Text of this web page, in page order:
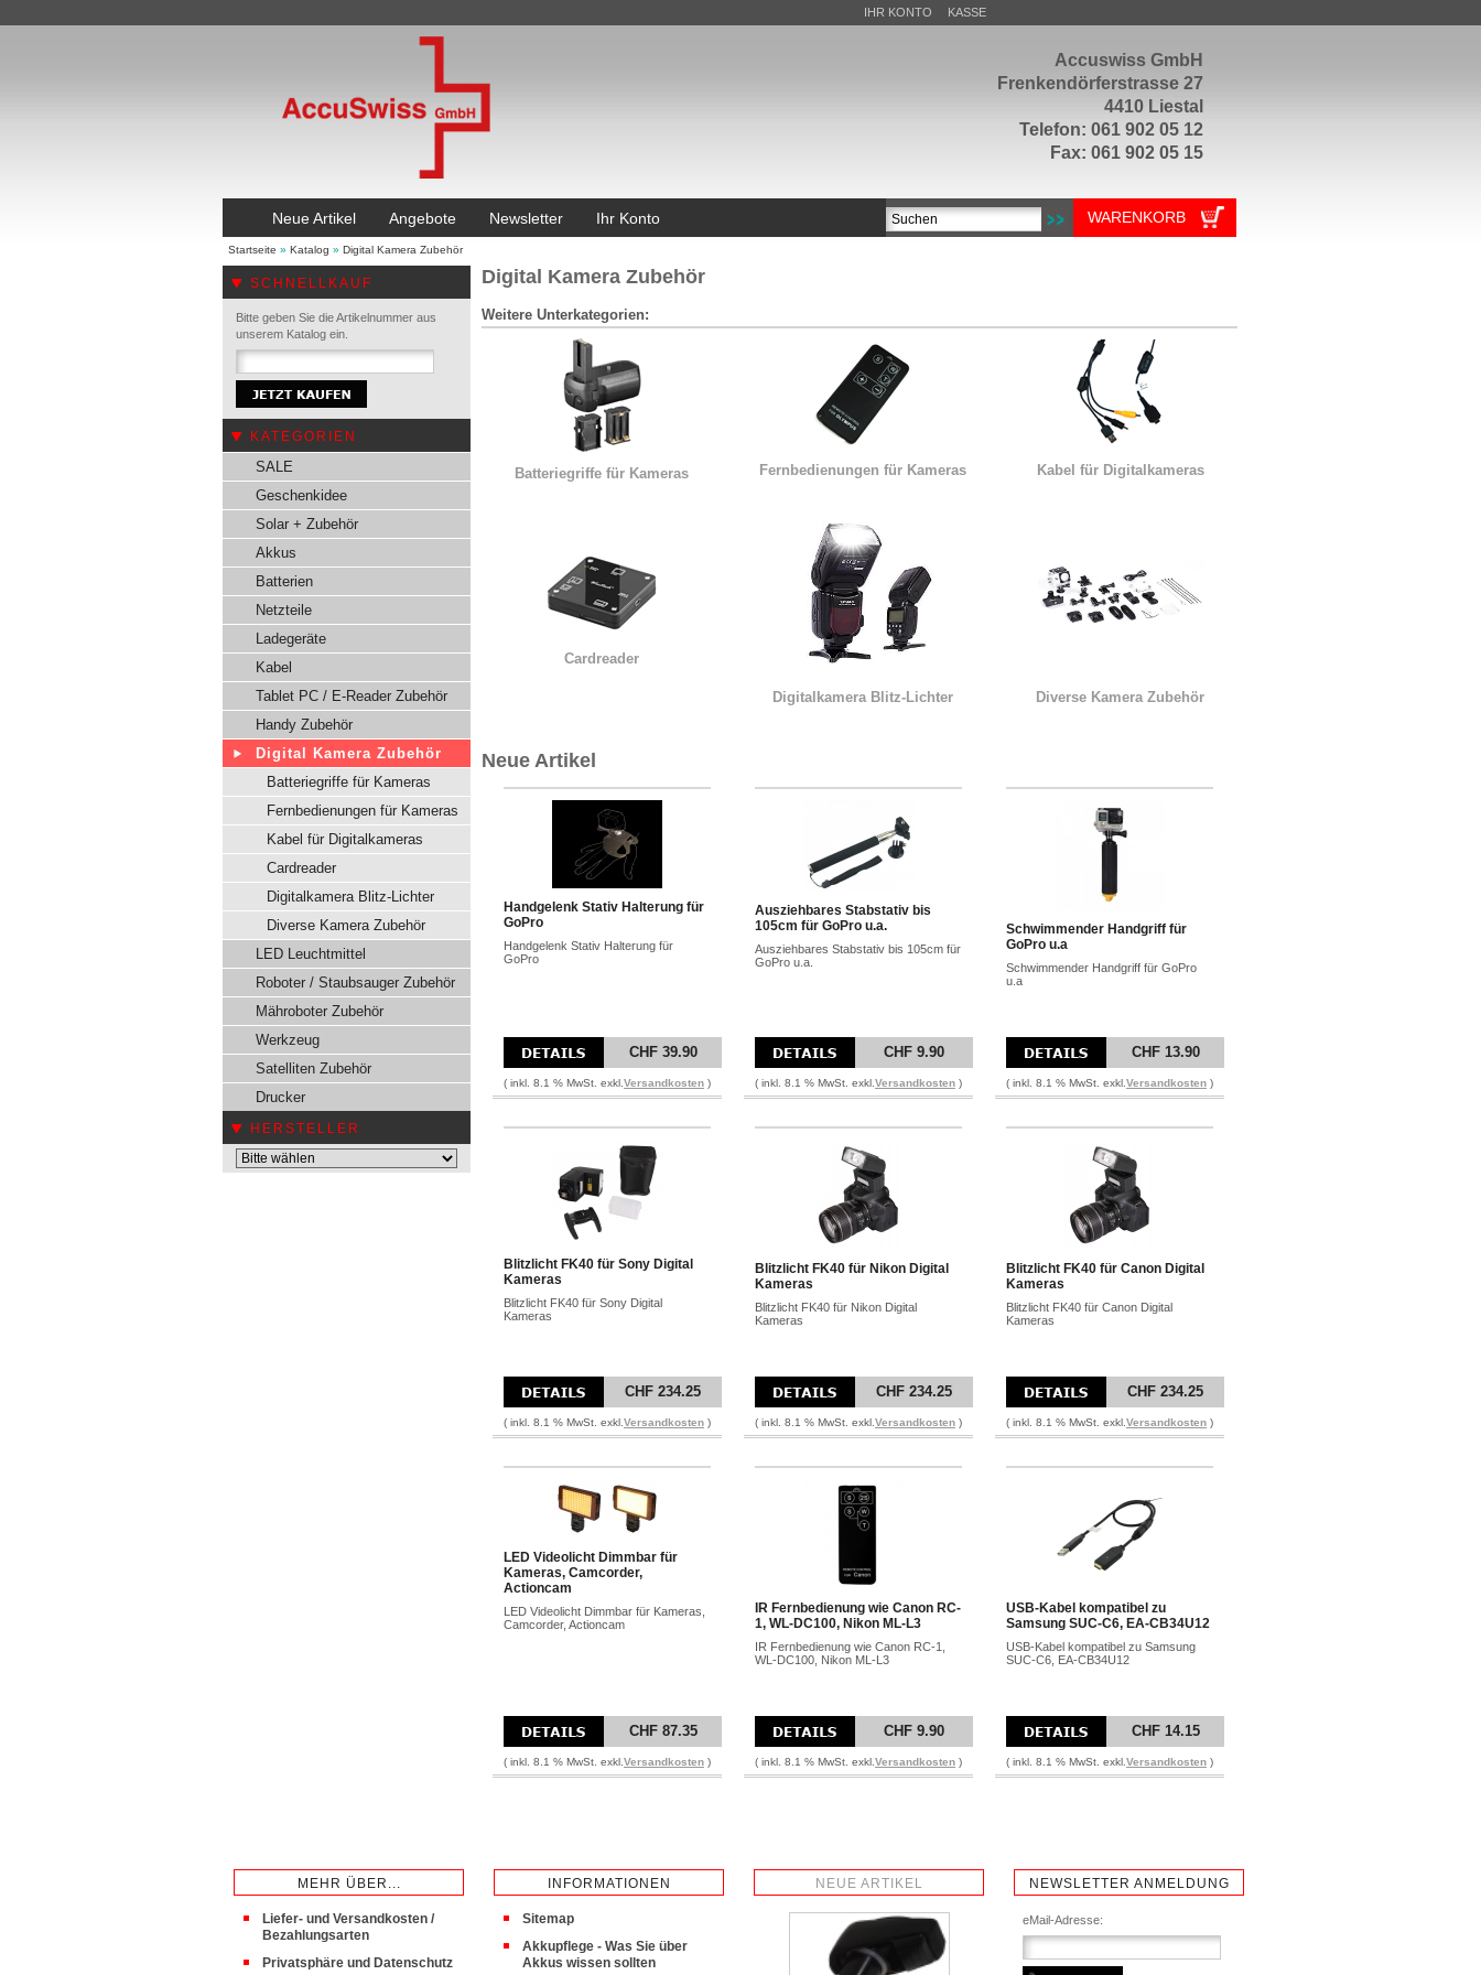
Accuswiss GmbH
Frenkendörferstrasse 27
4410 Liestal
Telefon: 061 902 05 12
Fax: 061 902 05 15
IHR KONTO KASSE
Neue Artikel Angebote Newsletter Ihr Konto WARENKORB
Startseite » Katalog » Digital Kamera Zubehör
SCHNELLKAUF
Bitte geben Sie die Artikelnummer aus
unserem Katalog ein.
KATEGORIEN
SALE
Geschenkidee
Solar + Zubehör
Akkus
Batterien
Netzteile
Ladegeräte
Kabel
Tablet PC / E-Reader Zubehör
Handy Zubehör
Digital Kamera Zubehör
Batteriegriffe für Kameras
Fernbedienungen für Kameras
Kabel für Digitalkameras
Cardreader
Digitalkamera Blitz-Lichter
Diverse Kamera Zubehör
LED Leuchtmittel
Roboter / Staubsauger Zubehör
Mähroboter Zubehör
Werkzeug
Satelliten Zubehör
Drucker
HERSTELLER
Digital Kamera Zubehör
Weitere Unterkategorien:
Batteriegriffe für Kameras Fernbedienungen für Kameras Kabel für Digitalkameras
Cardreader
Digitalkamera Blitz-Lichter Diverse Kamera Zubehör
Neue Artikel
Handgelenk Stativ Halterung für
GoPro
Handgelenk Stativ Halterung für
GoPro
CHF 39.90
( inkl. 8.1 % MwSt. exkl. Versandkosten )
Ausziehbares Stabstativ bis
105cm für GoPro u.a.
Ausziehbares Stabstativ bis 105cm für
GoPro u.a.
CHF 9.90
( inkl. 8.1 % MwSt. exkl. Versandkosten )
Schwimmender Handgriff für
GoPro u.a
Schwimmender Handgriff für GoPro
u.a
CHF 13.90
( inkl. 8.1 % MwSt. exkl. Versandkosten )
Blitzlicht FK40 für Sony Digital
Kameras
Blitzlicht FK40 für Sony Digital
Kameras
CHF 234.25
( inkl. 8.1 % MwSt. exkl. Versandkosten )
Blitzlicht FK40 für Nikon Digital
Kameras
Blitzlicht FK40 für Nikon Digital
Kameras
CHF 234.25
( inkl. 8.1 % MwSt. exkl. Versandkosten )
Blitzlicht FK40 für Canon Digital
Kameras
Blitzlicht FK40 für Canon Digital
Kameras
CHF 234.25
( inkl. 8.1 % MwSt. exkl. Versandkosten )
LED Videolicht Dimmbar für
Kameras, Camcorder,
Actioncam
LED Videolicht Dimmbar für Kameras,
Camcorder, Actioncam
CHF 87.35
( inkl. 8.1 % MwSt. exkl. Versandkosten )
IR Fernbedienung wie Canon RC-
1, WL-DC100, Nikon ML-L3
IR Fernbedienung wie Canon RC-1,
WL-DC100, Nikon ML-L3
CHF 9.90
( inkl. 8.1 % MwSt. exkl. Versandkosten )
USB-Kabel kompatibel zu
Samsung SUC-C6, EA-CB34U12
USB-Kabel kompatibel zu Samsung
SUC-C6, EA-CB34U12
CHF 14.15
( inkl. 8.1 % MwSt. exkl. Versandkosten )
MEHR ÜBER...
Liefer- und Versandkosten /
Bezahlungsarten
Privatsphäre und Datenschutz
INFORMATIONEN
Sitemap
Akkupflege - Was Sie über
Akkus wissen sollten
NEUE ARTIKEL NEWSLETTER ANMELDUNG
eMail-Adresse: